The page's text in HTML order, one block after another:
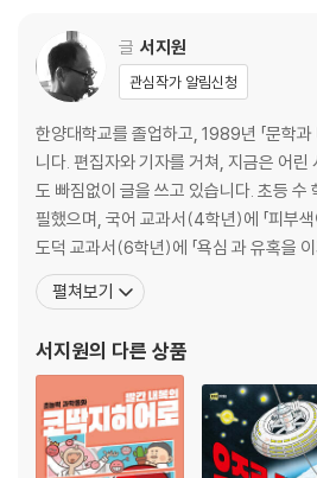
톰 소여가 들려주는 수학 이야기: 8m 이웃,
이야기 4 유령의 집
내용 정리 : 소수와 분수가 섞인 나눗셈 계산
톰 소여가 들려주는 수학 이야기: 사람에게
이야기 5 동굴 탐험
내용 정리 : 계산 순서에 맞게 혼합 계산하기
톰 소여가 들려주는 수학 이야기: 로버의 이동
내용 정리 : 소수와 분수를 바꾸어 계산하기
톰 소여가 들려주는 수학 이야기: 에라토스
글 서지원
관심작가 알림신청
한양대학교를 졸업하고, 1989년 「문학과
니다. 편집자와 기자를 거쳐, 지금은 어린
도 빠짐없이 글을 쓰고 있습니다. 초등
필했으며, 국어 교과서(4학년)에 「피부색
도덕 교과서(6학년)에 「욕심 과 유혹을
있습니다. 지은 책으로 『어느 날 우리 반에 공룡이 전학 왔다』, 『빨간
내복의 초능력자』, 『훈민정음 구출 작전』,
『우리 한옥에 숨
펼쳐보기
서지원의 다른 상품